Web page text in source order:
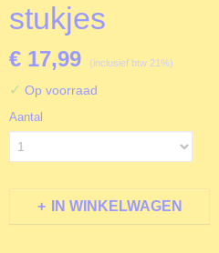
stukjes
€ 17,99 (inclusief btw 21%)
✓ Op voorraad
Aantal
IN WINKELWAGEN